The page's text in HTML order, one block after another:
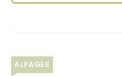
ALPAGES